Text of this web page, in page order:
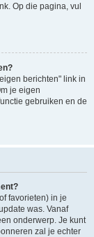
Op die pagina, vul
berichten" link in
je eigen
gebruiken en de
favorieten) in je
was. Vanaf
onderwerp. Je kunt
zal je echter